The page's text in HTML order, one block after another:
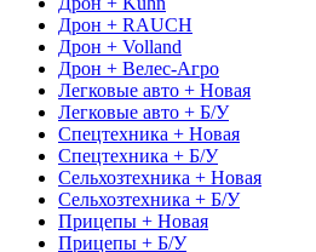
Дрон + RAUCH
Дрон + Volland
Дрон + Велес-Агро
Легковые авто + Новая
Легковые авто + Б/У
Спецтехника + Новая
Спецтехника + Б/У
Сельхозтехника + Новая
Сельхозтехника + Б/У
Прицепы + Новая
Прицепы + Б/У